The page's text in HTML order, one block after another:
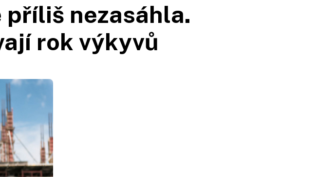
nezasáhla.
rok výkyvů